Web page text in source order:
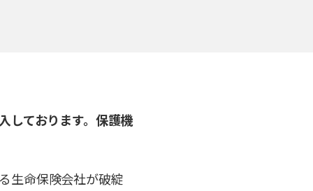
しております。保護機
生命保険会社が破綻